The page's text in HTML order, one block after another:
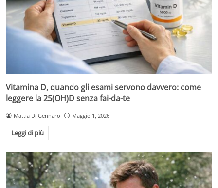
Vitamina D, quando gli esami servono davvero: come
leggere la 25(OH)D senza fai-da-te
Mattia Di Gennaro Maggio 1, 2026
Leggi di più